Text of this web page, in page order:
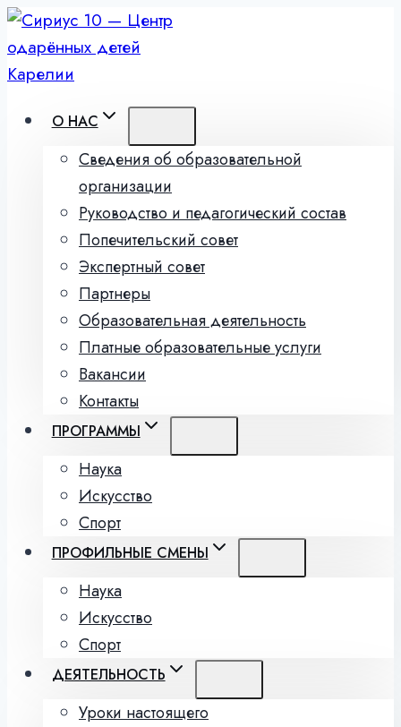
Перейти
к
содержимому
О НАС
Сведения об образовательной
организации
Руководство и педагогический состав
Попечительский совет
Экспертный совет
Партнеры
Образовательная деятельность
Платные образовательные услуги
Вакансии
Контакты
ПРОГРАММЫ
Наука
Искусство
Спорт
ПРОФИЛЬНЫЕ СМЕНЫ
Наука
Искусство
Спорт
ДЕЯТЕЛЬНОСТЬ
Уроки настоящего